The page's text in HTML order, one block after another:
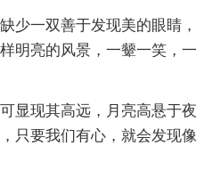
少一双善于发现美的眼睛，
明亮的风景，一颦一笑，一
显现其高远，月亮高悬于夜
只要我们有心，就会发现像